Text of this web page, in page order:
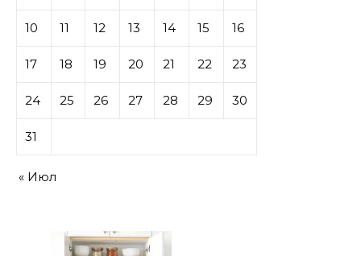
10 11 12 13 14 15 16
17 18 19 20 21 22 23
24 25 26 27 28 29 30
31
« Июл